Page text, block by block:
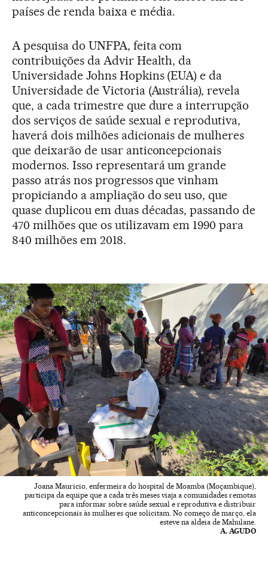
países de renda baixa e média.
A pesquisa do UNFPA, feita com
contribuições da Advir Health, da
Universidade Johns Hopkins (EUA) e da
Universidade de Victoria (Austrália), revela
que, a cada trimestre que dure a interrupção
dos serviços de saúde sexual e reprodutiva,
haverá dois milhões adicionais de mulheres
que deixarão de usar anticoncepcionais
modernos. Isso representará um grande
passo atrás nos progressos que vinham
propiciando a ampliação do seu uso, que
quase duplicou em duas décadas, passando de
470 milhões que os utilizavam em 1990 para
840 milhões em 2018.
Joana Mauricio, enfermeira do hospital de Moamba (Moçambique),
participa da equipe que a cada três meses viaja a comunidades remotas
para informar sobre saúde sexual e reprodutiva e distribuir
anticoncepcionais às mulheres que solicitam. No começo de março, ela
esteve na aldeia de Mahulane.
A. AGUDO